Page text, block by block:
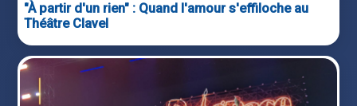
"À partir d'un rien" : Quand l'amour s'effiloche au
Théâtre Clavel